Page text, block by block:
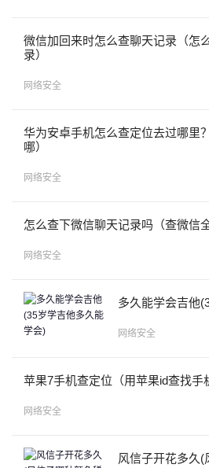
微信加回来时怎么查聊天记录（怎
录）
网络安全
华为安卓手机怎么查定位去过哪里
哪）
网络安全
怎么查下微信聊天记录吗（查微信
网络安全
多久能学会吉他
网络安全
苹果7手机查定位（用苹果id查找手
网络安全
风信子开花多久(